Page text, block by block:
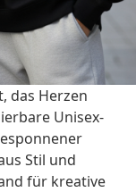
das Herzen
Unisex-
Stil und
für kreative